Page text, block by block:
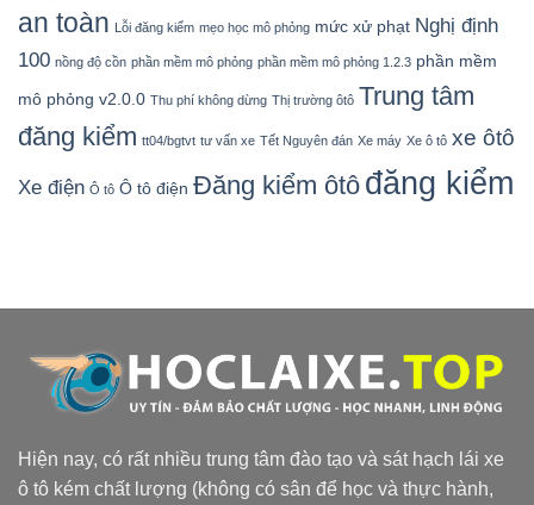
an toàn
Lỗi đăng kiểm mẹo học mô phỏng mức xử phạt Nghị định
100 nồng độ cồn phần mềm mô phỏng phần mềm mô phỏng 1.2.3 phần mềm
mô phỏng v2.0.0 Thu phí không dừng Thị trường ôtô Trung tâm
đăng kiểm tt04/bgtvt tư vấn xe Tết Nguyên đán Xe máy Xe ô tô xe ôtô
Xe điện Ô tô Ô tô điện Đăng kiểm ôtô đăng kiểm
Hiện nay, có rất nhiều trung tâm đào tạo và sát hạch lái xe
ô tô kém chất lượng (không có sân để học và thực hành,